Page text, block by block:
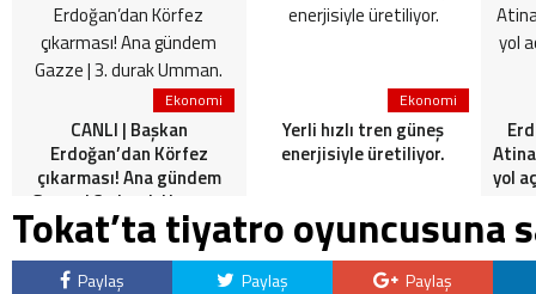
Ekonomi
CANLI | Başkan
Erdoğan’dan Körfez
çıkarması! Ana gündem
Gazze | 3. durak Umman.
Ekonomi
Yerli hızlı tren güneş
enerjisiyle üretiliyor.
yol
Tokat’ta tiyatro oyuncusuna
Paylaş Paylaş Paylaş